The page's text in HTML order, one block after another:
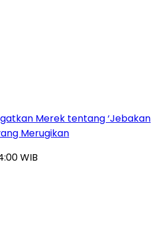
Merek tentang ‘Jebakan
Merugikan
WIB